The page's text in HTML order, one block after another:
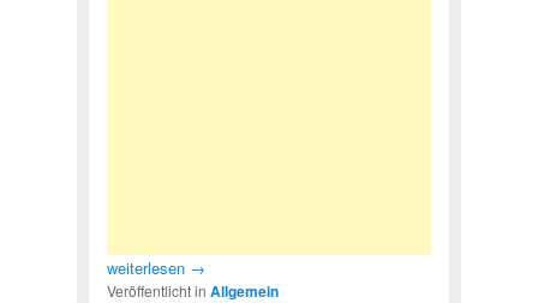
weiterlesen →
Veröffentlicht in Allgemein